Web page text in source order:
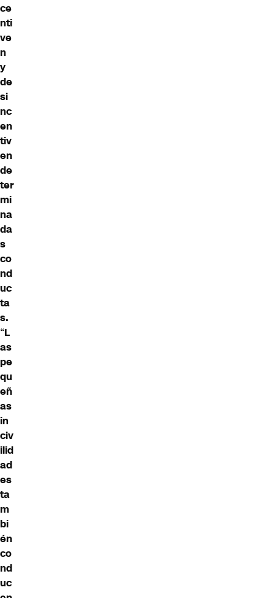
ce
nti
ve
n
y
de
si
nc
en
tiv
en
de
ter
mi
na
da
s
co
nd
uc
ta
s.
“L
as
pe
qu
eñ
as
in
civ
ilid
ad
es
ta
m
bi
én
co
nd
uc